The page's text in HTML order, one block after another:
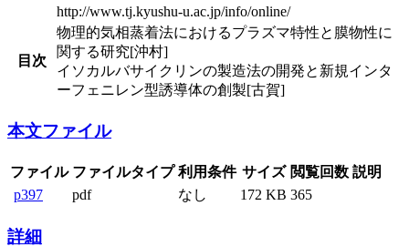
http://www.tj.kyushu-u.ac.jp/info/online/
目次
物理的気相蒸着法におけるプラズマ特性と膜物性に
関する研究[沖村]
イソカルバサイクリンの製造法の開発と新規インタ
ーフェニレン型誘導体の創製[古賀]
本文ファイル
ファイル ファイルタイプ 利用条件 サイズ 閲覧回数 説明
p397
pdf なし 172 KB 365
詳細